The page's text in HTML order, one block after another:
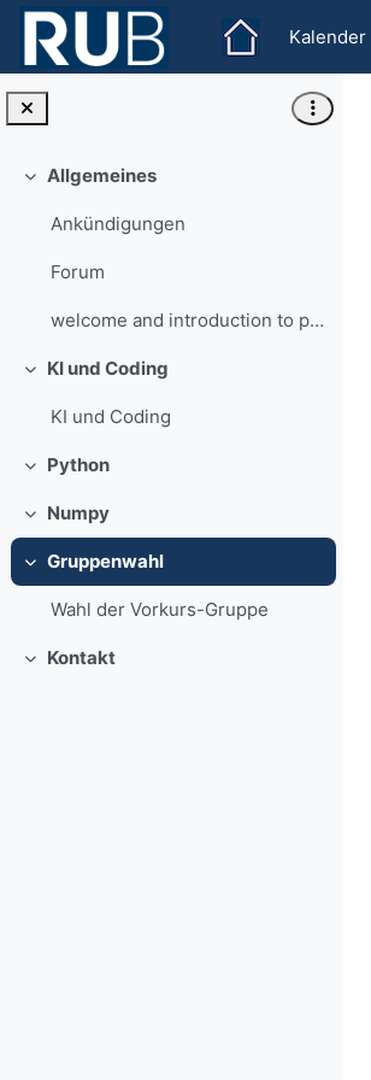
Zum Hauptinhalt
Kalender
Einklappen
Allgemeines
Ankündigungen
Forum
welcome and introduction to programming
Einklappen
KI und Coding
KI und Coding
Einklappen
Python
Einklappen
Numpy
Einklappen
Gruppenwahl
Wahl der Vorkurs-Gruppe
Einklappen
Kontakt